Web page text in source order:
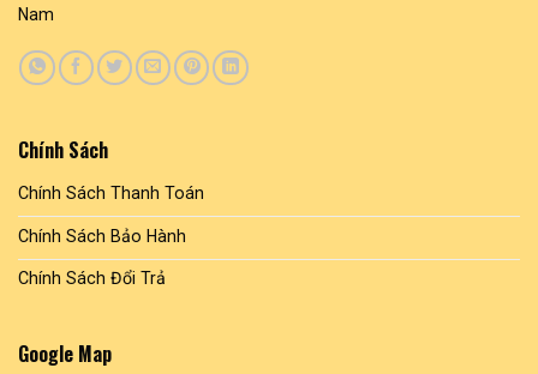
Nam
Chính Sách
Chính Sách Thanh Toán
Chính Sách Bảo Hành
Chính Sách Đổi Trả
Google Map